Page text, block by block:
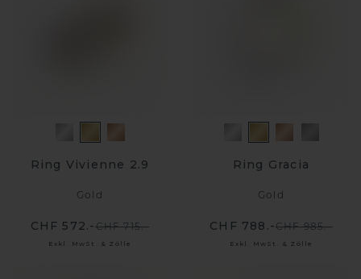
Ring Vivienne 2.9
Gold
CHF 572.- CHF 715.-
Exkl. MwSt. & Zölle
Ring Gracia
Gold
CHF 788.-CHF 985.-
Exkl. MwSt. & Zölle